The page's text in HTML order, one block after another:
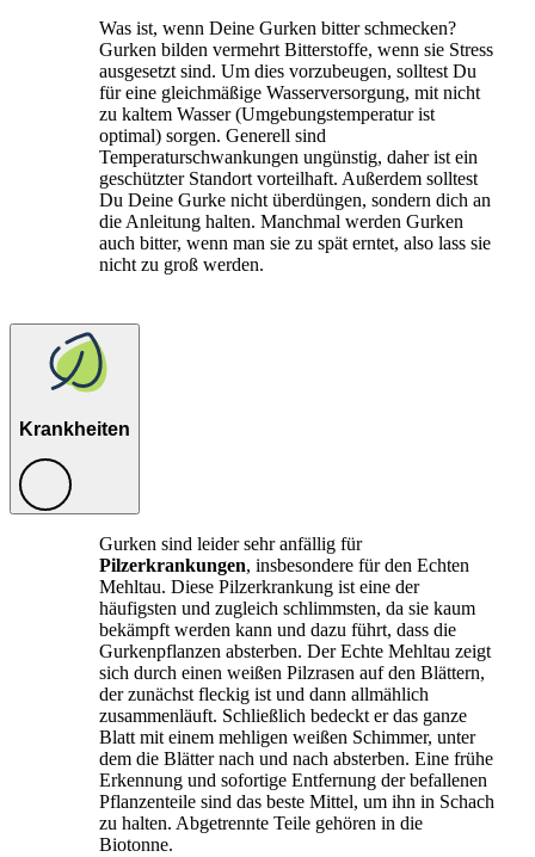
Was ist, wenn Deine Gurken bitter schmecken?
Gurken bilden vermehrt Bitterstoffe, wenn sie Stress
ausgesetzt sind. Um dies vorzubeugen, solltest Du
für eine gleichmäßige Wasserversorgung, mit nicht
zu kaltem Wasser (Umgebungstemperatur ist
optimal) sorgen. Generell sind
Temperaturschwankungen ungünstig, daher ist ein
geschützter Standort vorteilhaft. Außerdem solltest
Du Deine Gurke nicht überdüngen, sondern dich an
die Anleitung halten. Manchmal werden Gurken
auch bitter, wenn man sie zu spät erntet, also lass sie
nicht zu groß werden.
Krankheiten
Gurken sind leider sehr anfällig für
Pilzerkrankungen, insbesondere für den Echten
Mehltau. Diese Pilzerkrankung ist eine der
häufigsten und zugleich schlimmsten, da sie kaum
bekämpft werden kann und dazu führt, dass die
Gurkenpflanzen absterben. Der Echte Mehltau zeigt
sich durch einen weißen Pilzrasen auf den Blättern,
der zunächst fleckig ist und dann allmählich
zusammenläuft. Schließlich bedeckt er das ganze
Blatt mit einem mehligen weißen Schimmer, unter
dem die Blätter nach und nach absterben. Eine frühe
Erkennung und sofortige Entfernung der befallenen
Pflanzenteile sind das beste Mittel, um ihn in Schach
zu halten. Abgetrennte Teile gehören in die
Biotonne.